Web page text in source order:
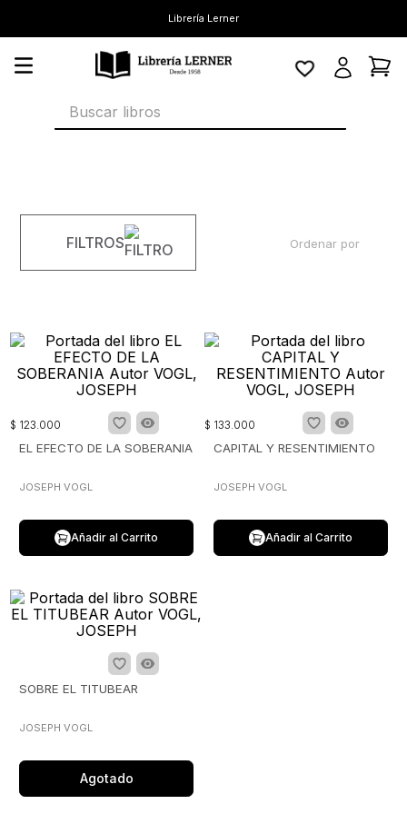
Librería Lerner
Buscar libros
FILTROS Ordenar por
$ 123.000
EL EFECTO DE LA SOBERANIA
JOSEPH VOGL
Añadir al Carrito
$ 133.000
CAPITAL Y RESENTIMIENTO
JOSEPH VOGL
Añadir al Carrito
SOBRE EL TITUBEAR
JOSEPH VOGL
Agotado